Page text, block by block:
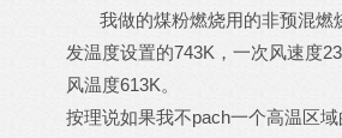
我做的煤粉燃烧用的非预混燃
发温度设置的743K，一次风速度
风温度613K。
按理说如果我不pach一个高温区